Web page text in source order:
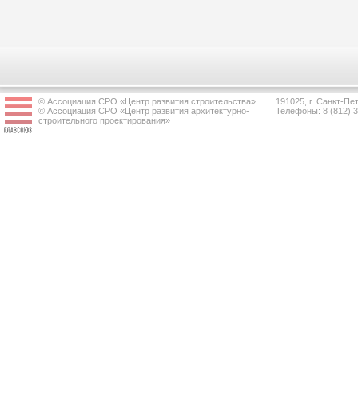
© Ассоциация СРО «Центр развития строительства»
© Ассоциация СРО «Центр развития архитектурно-
строительного проектирования»
191025, г. Санкт-
Телефоны: 8 (812)